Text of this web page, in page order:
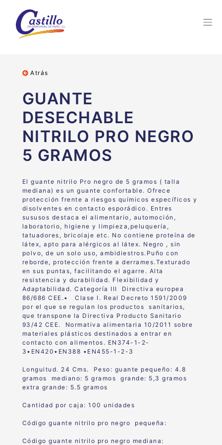
Atrás
GUANTE
DESECHABLE
NITRILO PRO NEGRO
5 GRAMOS
El guante nitrilo Pro negro de 5 gramos ( talla
mediana) es un guante confortable. Ofrece
protección frente a riesgos químicos específicos y
disolventes encontacto esporádico. Entres
sususos destaca el alimentario, automoción ,
laboratorio, higie ney limpieza, peluquería,
tatuadores, bricolaje etc. No contiene proteína de
látex, apto para alérgicos al látex. Negro , sin
polvo, de un solo uso, ambidiestros.Puño con
reborde, protección frente a derrames.Texturado
en sus puntas, facilitando el agarre. Alta
resistencia y durabilidad. Flexibilidad y
Adaptabilidad. Categoría III Directiva europea
86/686 CEE.• Clase I. Real Decreto 1591/2009
por el que se regulan los productos sanitarios,
que transpone la Directiva Producto Sanitario
93/42 CEE. Normativa alimentaria 10/2011 sobre
materiales plásticos destinados a entrar en
contacto con alimentos. EN374-1-2-
3•EN420•EN388 •EN455-1-2-3
Longuitud. 24 Cms. Peso: guante pequeño: 4.8
gramos mediano: 5 gramos grande: 5,3 gramos
extra grande: 5.5 gramos
Cantidad por caja: 100 unidades
Código guante nitrilo pro negro pequeña:
Código guante nitrilo pro negro mediana: